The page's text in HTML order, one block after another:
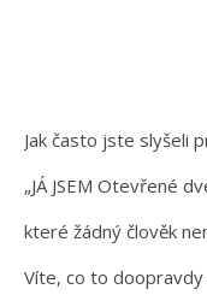
Jak často jste slyšeli
„JÁ JSEM Otevřené
které žádný člověk
Víte, co to doopravdy